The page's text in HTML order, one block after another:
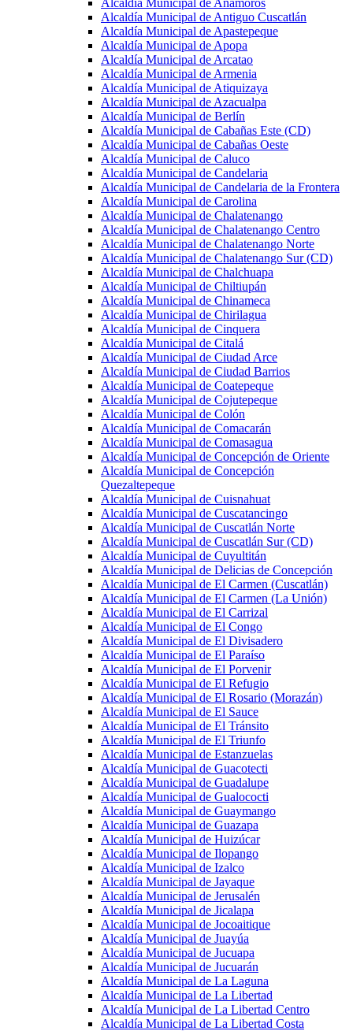
Alcaldía Municipal de Anamorós
Alcaldía Municipal de Antiguo Cuscatlán
Alcaldía Municipal de Apastepeque
Alcaldía Municipal de Apopa
Alcaldía Municipal de Arcatao
Alcaldía Municipal de Armenia
Alcaldía Municipal de Atiquizaya
Alcaldía Municipal de Azacualpa
Alcaldía Municipal de Berlín
Alcaldía Municipal de Cabañas Este (CD)
Alcaldía Municipal de Cabañas Oeste
Alcaldía Municipal de Caluco
Alcaldía Municipal de Candelaria
Alcaldía Municipal de Candelaria de la Frontera
Alcaldía Municipal de Carolina
Alcaldía Municipal de Chalatenango
Alcaldía Municipal de Chalatenango Centro
Alcaldía Municipal de Chalatenango Norte
Alcaldía Municipal de Chalatenango Sur (CD)
Alcaldía Municipal de Chalchuapa
Alcaldía Municipal de Chiltiupán
Alcaldía Municipal de Chinameca
Alcaldía Municipal de Chirilagua
Alcaldía Municipal de Cinquera
Alcaldía Municipal de Citalá
Alcaldía Municipal de Ciudad Arce
Alcaldía Municipal de Ciudad Barrios
Alcaldía Municipal de Coatepeque
Alcaldía Municipal de Cojutepeque
Alcaldía Municipal de Colón
Alcaldía Municipal de Comacarán
Alcaldía Municipal de Comasagua
Alcaldía Municipal de Concepción de Oriente
Alcaldía Municipal de Concepción
Quezaltepeque
Alcaldía Municipal de Cuisnahuat
Alcaldía Municipal de Cuscatancingo
Alcaldía Municipal de Cuscatlán Norte
Alcaldía Municipal de Cuscatlán Sur (CD)
Alcaldía Municipal de Cuyultitán
Alcaldía Municipal de Delicias de Concepción
Alcaldía Municipal de El Carmen (Cuscatlán)
Alcaldía Municipal de El Carmen (La Unión)
Alcaldía Municipal de El Carrizal
Alcaldía Municipal de El Congo
Alcaldía Municipal de El Divisadero
Alcaldía Municipal de El Paraíso
Alcaldía Municipal de El Porvenir
Alcaldía Municipal de El Refugio
Alcaldía Municipal de El Rosario (Morazán)
Alcaldía Municipal de El Sauce
Alcaldía Municipal de El Tránsito
Alcaldía Municipal de El Triunfo
Alcaldía Municipal de Estanzuelas
Alcaldía Municipal de Guacotecti
Alcaldía Municipal de Guadalupe
Alcaldía Municipal de Gualococti
Alcaldía Municipal de Guaymango
Alcaldía Municipal de Guazapa
Alcaldía Municipal de Huizúcar
Alcaldía Municipal de Ilopango
Alcaldía Municipal de Izalco
Alcaldía Municipal de Jayaque
Alcaldía Municipal de Jerusalén
Alcaldía Municipal de Jicalapa
Alcaldía Municipal de Jocoaitique
Alcaldía Municipal de Juayúa
Alcaldía Municipal de Jucuapa
Alcaldía Municipal de Jucuarán
Alcaldía Municipal de La Laguna
Alcaldía Municipal de La Libertad
Alcaldía Municipal de La Libertad Centro
Alcaldía Municipal de La Libertad Costa